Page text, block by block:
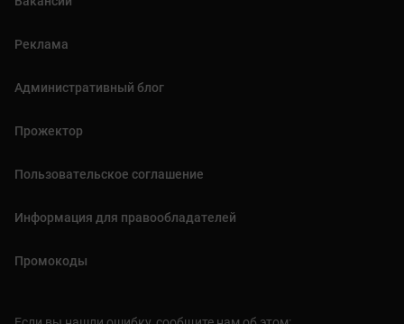
Реклама
Административный блог
Прожектор
Пользовательское соглашение
Информация для правообладателей
Промокоды